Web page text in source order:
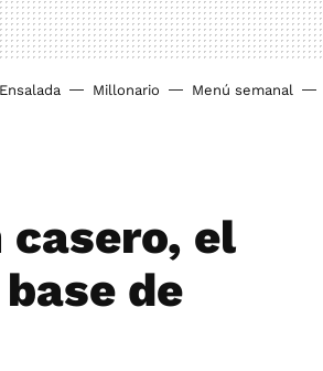
Ensalada Millonario Menú semanal
casero, el
de